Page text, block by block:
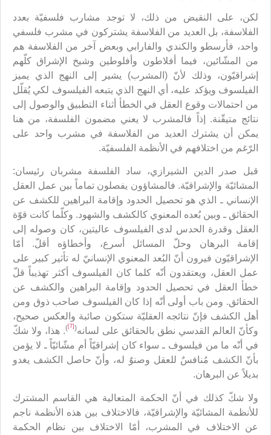
لكن، على النقيض من ذلك، لا توجد مشارب فلسفيّة بعدد
الفلاسفة، بل العديد من الفلاسفة يشتركون في مشرب فلسفي
واحد، فأرسطو والكندي والفارابي وبعض آخر من الفلاسفة هم
من المشّائين، فيما أفلاطون وأفلوطين وشيخ الإشراق كلّهم
إشراقيّون، وذلك لأنّ (المشرب) يشير إلى النهج الذي يميز
الفيلسوف ويؤكد عليه، أي النهج الذي يتبعه الفيلسوف لكي يُقلّل
من احتمالات وقوع العقل في الخطأ أثناء التطبيق والوصول إلى
نتائج متيقّنة. إذاً فالمشرب لا يعني مضمون الفلسفة، من هنا
يمكن أن يشترك العديد من الفلاسفة في مشرب واحد على
الرّغم من اختلافهم في الأنظمة الفلسفيّة.
قبل صدر الدين الشيرازي، ساد الفلسفة مشربان رئيسان:
المشائيّة والإشراقيّة. فالمشاؤون يفصلون تماماً بين عمل العقل
الإنساني ـ الذي هو تحصيل الحدود وإقامة البراهين للكشف عن
الحقائق ـ وبين بُعده المعنوي كالكشف والشهود. وكلّما كانت قوّة
العقل وقدرة الحدس لدى الفيلسوف عاليتين، كان وصوله إلى
إقامة البرهان وحلّ المسائل أسرع، وأخطاؤه أقلّ. أمّا
الإشراقيّون فيرون أنّ البُعد المعنوي الإنسانيّ له تأثير كبير على
عمل العقل، ويعتقدون أنّه كلما كان الفيلسوف أكثر تهذيباً قلّ
خطأ العقل في تحصيل الحدود وإقامة البراهين والكشف عن
الحقائق. ومن باب أولى أنّه إذا كان الفيلسوف صاحب ذوق ومن
أهل الكشف فإنّ نتائجه العقليّة ستكون صائبة والعكس صحيح،
وكأنّ العالم القدسي نطق بالحقائق على لسانه(
[7]
). هذا، ولا شكّ
في أنّه ما من فيلسوف ـ سواء كان إشراقيّاً أم مشّائيّاً ـ لا يؤمن
بأنّ الكشف مُنافسٌ للعقل وصنوٌ له، وأنّ حاصل الكشف يغدو
بديلاً عن البرهان.
ولا شكّ كذلك في أنّ الحكمة المتعالية هي القاسم المشترك
للأنظمة المشائيّة والإشراقيّة، فالاختلاف بين هذه الأنظمة ناجم
عن الاختلاف في المشرب، أمّا الاختلاف بين نظام الحكمة